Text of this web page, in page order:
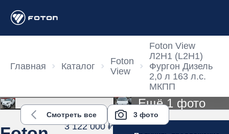
Главная Каталог
Foton
View
Foton View
Л2Н1 (L2H1)
Фургон Дизель
2,0 л 163 л.с.
МКПП
Ещё 1 фото
Смотреть все 3 фото
3 122 000 ₽